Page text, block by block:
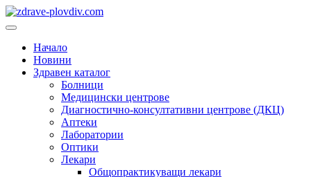
Преминете
към
Основно
Начало
Новини
Здравен каталог
Болници
Медицински центрове
Диагностично-консултативни центрове (ДКЦ)
Аптеки
Лаборатории
Оптики
Лекари
Общопрактикуващи лекари